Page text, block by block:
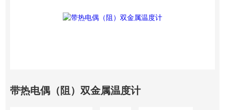
带热电偶（阻）双金属温度计